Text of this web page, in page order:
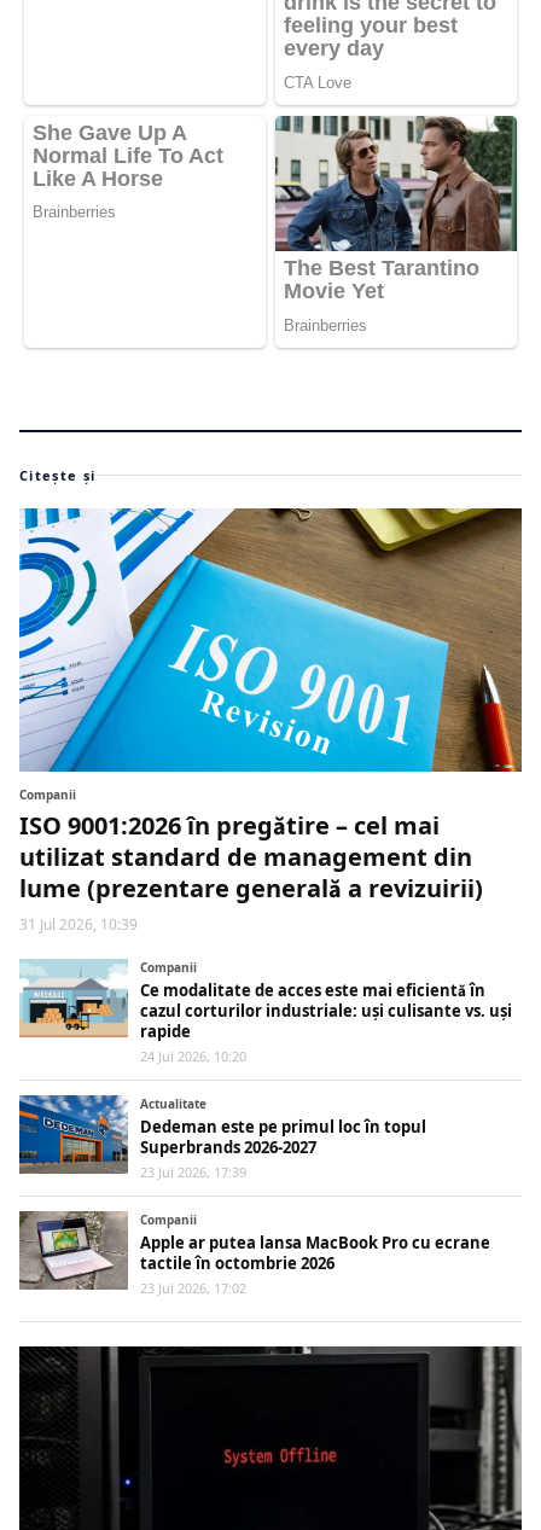
Citește și
Companii
ISO 9001:2026 în pregătire – cel mai
utilizat standard de management din
lume (prezentare generală a revizuirii)
31 Jul 2026, 10:39
Companii
Ce modalitate de acces este mai eficientă în
cazul corturilor industriale: uși culisante vs. uși
rapide
24 Jul 2026, 10:20
Actualitate
Dedeman este pe primul loc în topul
Superbrands 2026-2027
23 Jul 2026, 17:39
Companii
Apple ar putea lansa MacBook Pro cu ecrane
tactile în octombrie 2026
23 Jul 2026, 17:02